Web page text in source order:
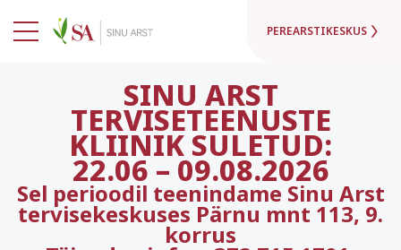
PEREARSTIKESKUS
SINU ARST
TERVISETEENUSTE
KLIINIK SULETUD:
22.06 – 09.08.2026
Sel perioodil teenindame Sinu Arst
tervisekeskuses Pärnu mnt 113, 9.
korrus